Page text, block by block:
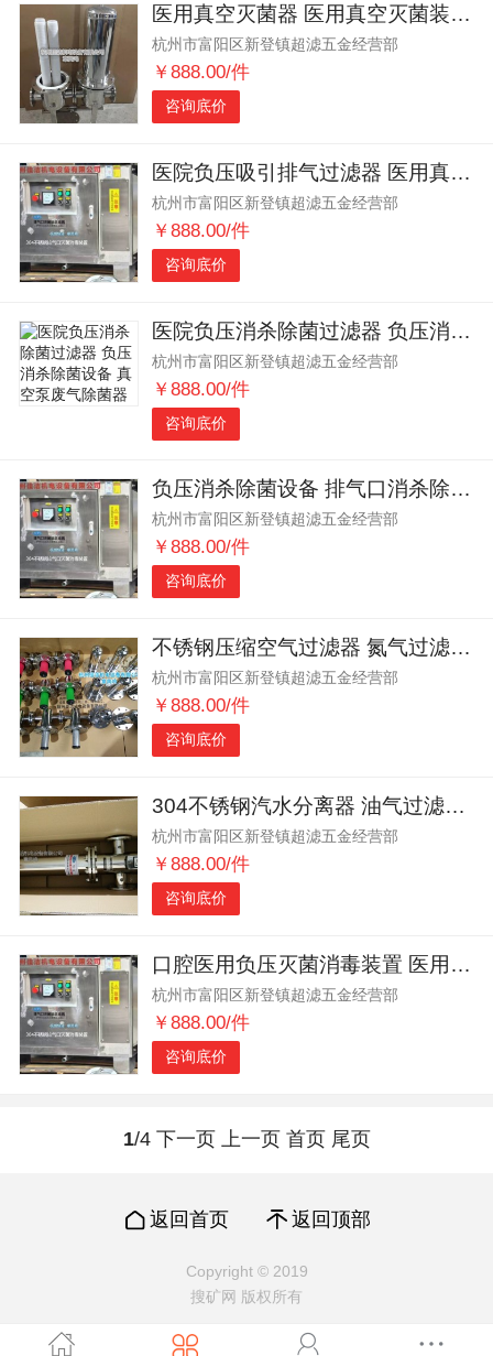
医用真空灭菌器 医用真空灭菌装置 医用细菌过滤器
杭州市富阳区新登镇超滤五金经营部
￥888.00/件
咨询底价
医院负压吸引排气过滤器 医用真空除菌装置 医用真空过滤器
杭州市富阳区新登镇超滤五金经营部
￥888.00/件
咨询底价
医院负压消杀除菌过滤器 负压消杀除菌设备 真空泵废气除菌器
杭州市富阳区新登镇超滤五金经营部
￥888.00/件
咨询底价
负压消杀除菌设备 排气口消杀除菌装置 负压排气口消杀除菌装置
杭州市富阳区新登镇超滤五金经营部
￥888.00/件
咨询底价
不锈钢压缩空气过滤器 氮气过滤除污
杭州市富阳区新登镇超滤五金经营部
￥888.00/件
咨询底价
304不锈钢汽水分离器 油气过滤器 DN100 冷凝水分离
杭州市富阳区新登镇超滤五金经营部
￥888.00/件
咨询底价
口腔医用负压灭菌消毒装置 医用牙科负压排气口灭菌消毒装置
杭州市富阳区新登镇超滤五金经营部
￥888.00/件
咨询底价
1/4 下一页 上一页 首页 尾页
返回首页 返回顶部
Copyright © 2019
搜矿网 版权所有